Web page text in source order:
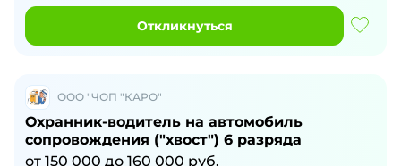
Откликнуться
ООО "ЧОП "КАРО"
Охранник-водитель на автомобиль
сопровождения ("хвост") 6 разряда
от 150 000 до 160 000 руб.